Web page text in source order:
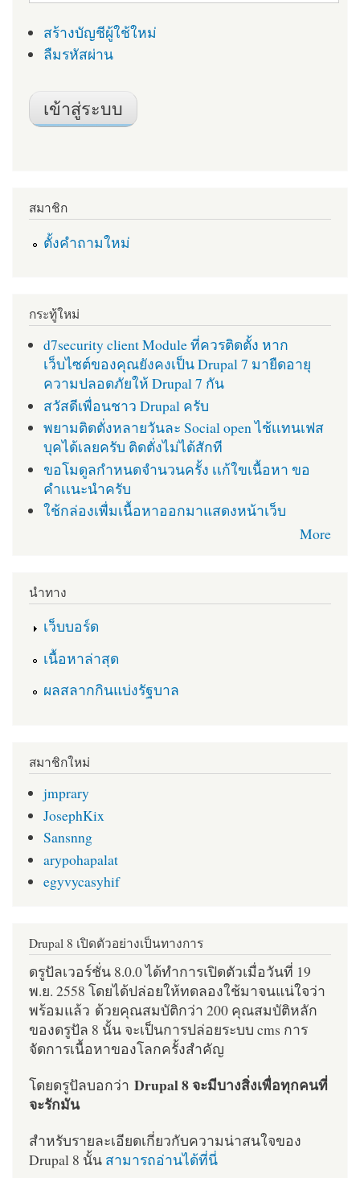
สร้างบัญชีผู้ใช้ใหม่
ลืมรหัสผ่าน
สมาชิก
ตั้งคำถามใหม่
กระทู้ใหม่
d7security client Module ที่ควรติดตั้ง หาก
เว็บไซต์ของคุณยังคงเป็น Drupal 7 มายืดอายุ
ความปลอดภัยให้ Drupal 7 กัน
สวัสดีเพื่อนชาว Drupal ครับ
พยามติดตั่งหลายวันละ Social open ไช้เเทนเฟส
บุคได้เลยครับ ติดตั่งไม่ได้สักที
ขอโมดูลกำหนดจำนวนครั้ง เเก้ใขเนื้อหา ขอ
คำเเนะนำครับ
ใช้กล่องเพื่มเนื้อหาออกมาแสดงหน้าเว็บ
More
นำทาง
เว็บบอร์ด
เนื้อหาล่าสุด
ผลสลากกินแบ่งรัฐบาล
สมาชิกใหม่
jmprary
JosephKix
Sansnng
arypohapalat
egyvycasyhif
Drupal 8 เปิดตัวอย่างเป็นทางการ
ดรูปัลเวอร์ชั่น 8.0.0 ได้ทำการเปิดตัวเมื่อวันที่ 19
พ.ย. 2558 โดยได้ปล่อยให้ทดลองใช้มาจนแน่ใจว่า
พร้อมแล้ว ด้วยคุณสมบัติกว่า 200 คุณสมบัติหลัก
ของดรูปัล 8 นั้น จะเป็นการปล่อยระบบ cms การ
จัดการเนื้อหาของโลกครั้งสำคัญ
โดยดรูปัลบอกว่า Drupal 8 จะมีบางสิ่งเพื่อทุกคนที่
จะรักมัน
สำหรับรายละเอียดเกี่ยวกับความน่าสนใจของ
Drupal 8 นั้น สามารถอ่านได้ที่นี่